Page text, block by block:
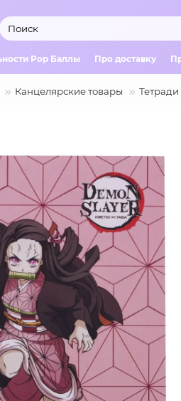
Pop Баллы Про доставку
Канцелярские товары Тетради